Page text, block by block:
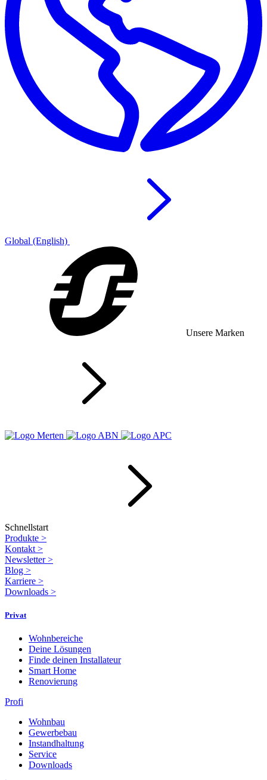
Global (English)
Unsere Marken
Schnellstart
Produkte >
Kontakt >
Newsletter>
Blog >
Karriere >
Downloads >
Privat
Wohnbereiche
Deine Lösungen
Finde deinen Installateur
Smart Home
Renovierung
Profi
Wohnbau
Gewerbebau
Instandhaltung
Service
Downloads